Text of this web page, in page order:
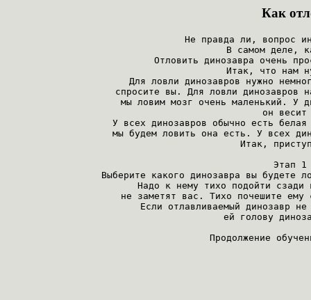
Как
Не правда ли, вопрос
В самом деле,
Отловить динозавра очень
Итак, что нам
Для ловли динозавров нужно
спросите вы. Для ловли динозавров
мы ловим мозг очень маленький. У
он
У всех динозавров обычно есть
мы будем ловить она есть. У всех
Итак,
Этап 1
Выберите какого динозавра вы будете
Надо к нему тихо подойти сзади
не заметят вас. Тихо почешите
Если отлавливаемый динозавр
ей голову
Продолжение